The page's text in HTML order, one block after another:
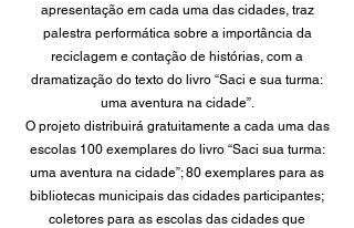
apresentação em cada uma das cidades, traz
palestra performática sobre a importância da
reciclagem e contação de histórias, com a
dramatização do texto do livro “Saci e sua turma:
uma aventura na cidade”.
O projeto distribuirá gratuitamente a cada uma das
escolas 100 exemplares do livro “Saci sua turma:
uma aventura na cidade”; 80 exemplares para as
bibliotecas municipais das cidades participantes;
coletores para as escolas das cidades que